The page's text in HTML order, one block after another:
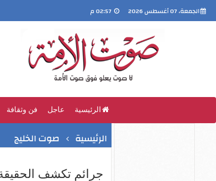
الجمعة، 07 أغسطس 2026
الرئيسية عاجل فن وثقافة
الرئيسية صوت الخليج
جرائم تكشف